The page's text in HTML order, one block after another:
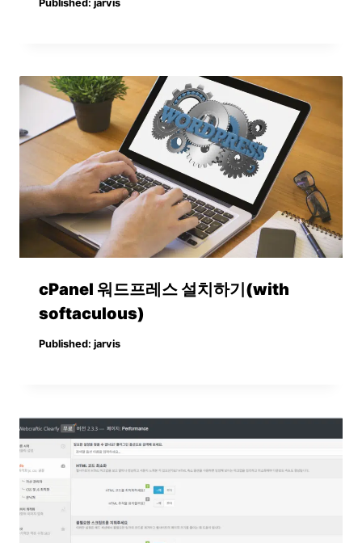
Published: jarvis
cPanel 워드프레스 설치하기(with
softaculous)
Published: jarvis